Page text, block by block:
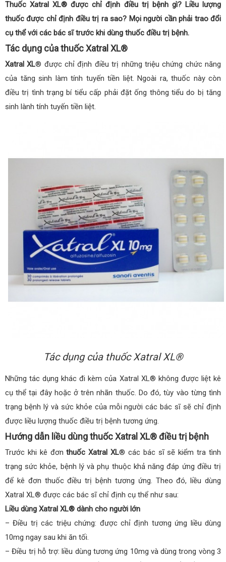
Thuốc Xatral XL® được chỉ định điều trị bệnh gì? Liều lượng
thuốc được chỉ định điều trị ra sao? Mọi người cần phải trao đổi
cụ thể với các bác sĩ trước khi dùng thuốc điều trị bệnh.
Tác dụng của thuốc Xatral XL®
Xatral XL® được chỉ định điều trị những triệu chứng chức năng
của tăng sinh làm tính tuyến tiền liệt. Ngoài ra, thuốc này còn
điều trị tình trạng bí tiểu cấp phải đặt ống thông tiểu do bị tăng
sinh lành tính tuyến tiền liệt.
Tác dụng của thuốc Xatral XL®
Những tác dụng khác đi kèm của Xatral XL® không được liệt kê
cụ thể tại đây hoặc ở trên nhãn thuốc. Do đó, tùy vào từng tình
trạng bệnh lý và sức khỏe của mỗi người các bác sĩ sẽ chỉ định
được liều lượng thuốc điều trị bệnh tương ứng.
Hướng dẫn liều dùng thuốc Xatral XL® điều trị bệnh
Trước khi kê đơnthuốc Xatral XL® các bác sĩ sẽ kiểm tra tình
trạng sức khỏe, bệnh lý và phụ thuộc khả năng đáp ứng điều trị
để kê đơn thuốc điều trị bệnh tương ứng. Theo đó, liều dùng
Xatral XL® được các bác sĩ chỉ định cụ thể như sau:
Liều dùng Xatral XL® dành cho người lớn
– Điều trị các triệu chứng: được chỉ định tương ứng liều dùng
10mg ngay sau khi ăn tối.
– Điều trị hỗ trợ: liều dùng tương ứng 10mg và dùng trong vòng 3